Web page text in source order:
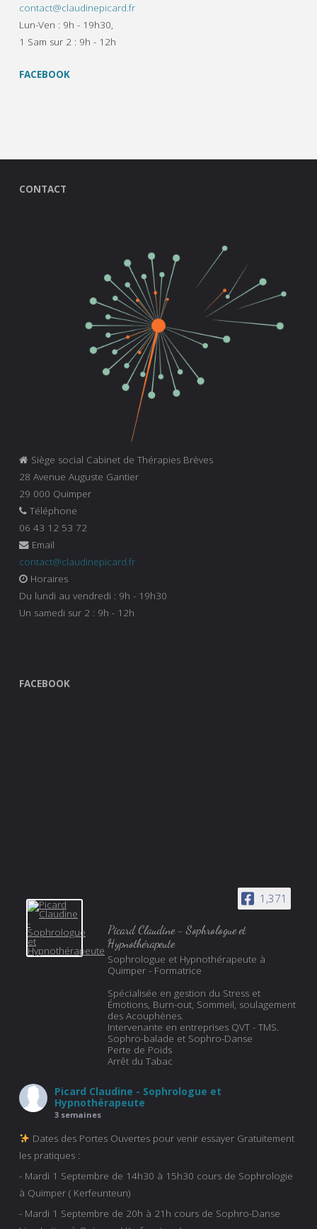
contact@claudinepicard.fr
Lun-Ven : 9h - 19h30,
1 Sam sur 2 : 9h - 12h
FACEBOOK
CONTACT
Siège social Cabinet de Thérapies Brèves
28 Avenue Auguste Gantier
29 000 Quimper
Téléphone
06 43 12 53 72
Email
contact@claudinepicard.fr
Horaires
Du lundi au vendredi : 9h - 19h30
Un samedi sur 2 : 9h - 12h
FACEBOOK
1,371
Picard Claudine - Sophrologue et
Hypnothérapeute
Sophrologue et Hypnothérapeute à
Quimper - Formatrice
Spécialisée en gestion du Stress et
Émotions, Burn-out, Sommeil, soulagement
des Acouphènes.
Intervenante en entreprises QVT - TMS.
Sophro-balade et Sophro-Danse
Perte de Poids
Arrêt du Tabac
Picard Claudine - Sophrologue et
Hypnothérapeute
3 semaines
Dates des Portes Ouvertes pour venir essayer Gratuitement
les pratiques :
- Mardi 1 Septembre de 14h30 à 15h30 cours de Sophrologie
à Quimper ( Kerfeunteun)
- Mardi 1 Septembre de 20h à 21h cours de Sophro-Danse